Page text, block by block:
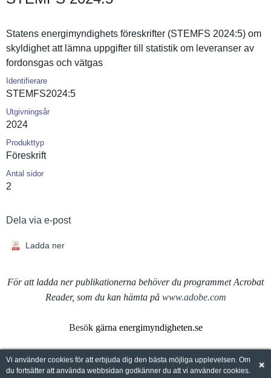
Statens energimynd­ighets föreskrift­er (STEMFS 2024:5) om
skyldighet att lämna uppgifter till statistik om leveranser av
fordonsgas och vätgas
Identifierare
STEMFS2024­:5
Utgivningsår
2024
Produkttyp
Föreskrift
Antal sidor
2
Dela via e-post
Ladda ner
För att ladda ner publikationerna behöver du programmet Acrobat
Reader, som du kan hämta på www.adobe.com
Besök gärna energimyndigheten.se
Vi använder cookies för att erbjuda dig den bästa möjliga upplevelsen. Om
du fortsätter att använda webbsidan godkänner du att vi använder cookies.
×